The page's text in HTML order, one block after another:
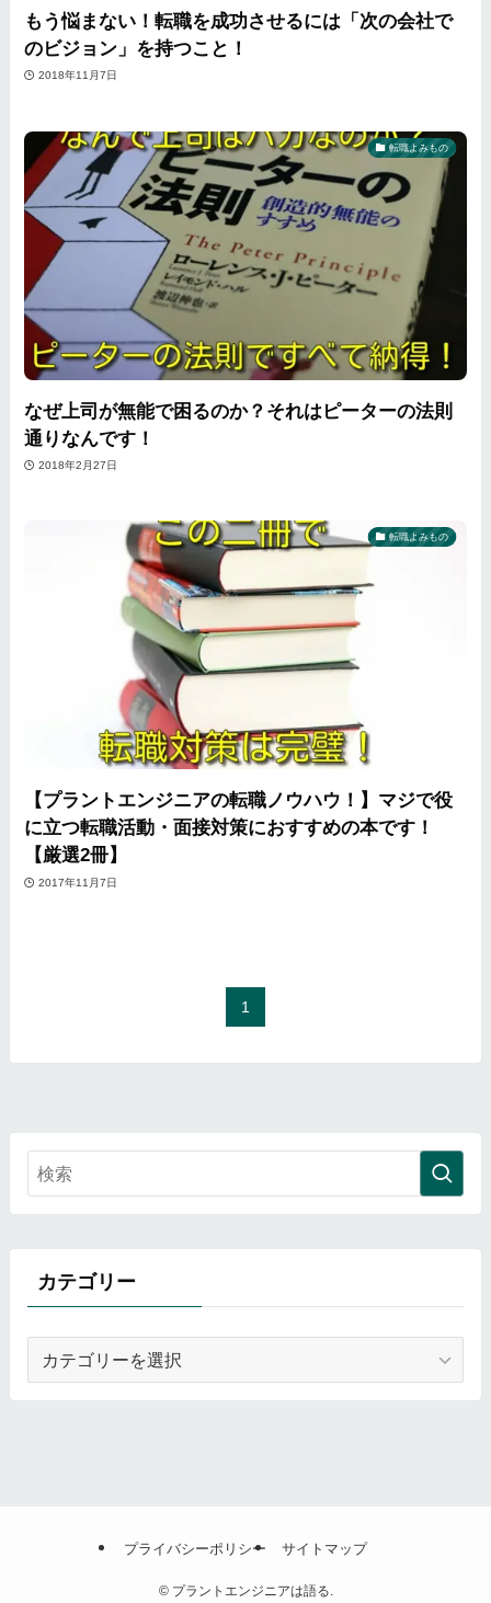
もう悩まない！転職を成功させるには「次の会社で
のビジョン」を持つこと！
2018年11月7日
転職よみもの
なぜ上司が無能で困るのか？それはピーターの法則
通りなんです！
2018年2月27日
転職よみもの
【プラントエンジニアの転職ノウハウ！】マジで役
に立つ転職活動・面接対策におすすめの本です！
【厳選2冊】
2017年11月7日
1
カテゴリー
ゴ
プライバシーポリシー サイトマップ
©プラントエンジニアは語る.